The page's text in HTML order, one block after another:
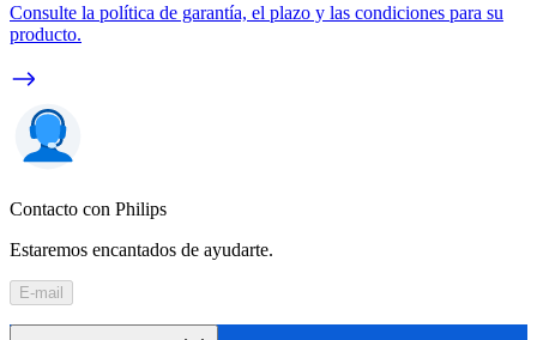
Consulte la política de garantía, el plazo y las condiciones para su
producto.
Contacto con Philips
Estaremos encantados de ayudarte.
E-mail